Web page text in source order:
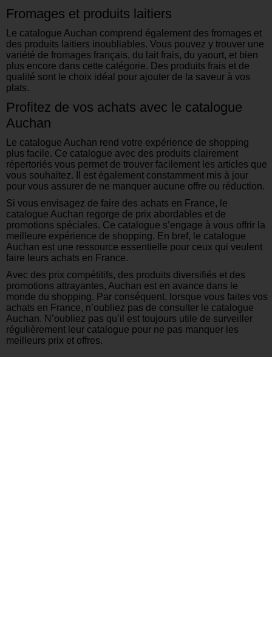
Fromages et produits laitiers
Le catalogue Auchan comprend également des fromages et
des produits laitiers inoubliables. Vous pouvez y trouver une
variété de fromages français, du lait frais, du yaourt, et bien
plus encore dans cette catégorie. Des produits frais et de
qualité sont le choix idéal pour ajouter de la saveur à vos
plats.
Profitez de vos achats avec le catalogue
Auchan
Le catalogue Auchan rend votre expérience de shopping
plus facile. Ce catalogue avec des produits clairement
répertoriés vous permet de trouver facilement les articles que
vous souhaitez. Il est également constamment mis à jour
pour vous assurer de ne manquer aucune offre ou réduction.
Si vous envisagez de faire des achats en France, le
catalogue Auchan regorge de prix abordables et de
promotions spéciales. Ce catalogue s’engage à vous offrir la
meilleure expérience de shopping. En bref, le catalogue
Auchan est une ressource essentielle pour ceux qui veulent
faire leurs achats en France.
Avec des prix compétitifs, des produits diversifiés et des
promotions attrayantes, Auchan est en avance dans le
monde du shopping. Par conséquent, lorsque vous faites vos
achats en France, n’oubliez pas de consulter le catalogue
Auchan. N’oubliez pas qu’il est toujours utile de surveiller
régulièrement leur catalogue pour ne pas manquer les
meilleurs prix et offres.